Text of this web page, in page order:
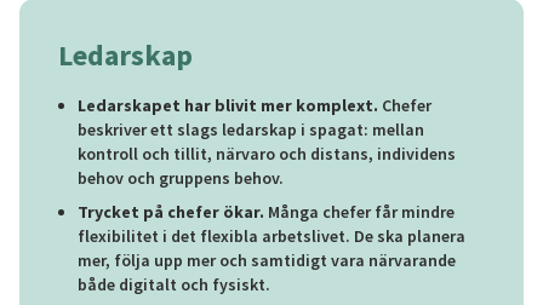
Ledarskap
Ledarskapet har blivit mer komplext. Chefer
beskriver ett slags ledarskap i spagat: mellan
kontroll och tillit, närvaro och distans, individens
behov och gruppens behov.
Trycket på chefer ökar. Många chefer får mindre
flexibilitet i det flexibla arbetslivet. De ska planera
mer, följa upp mer och samtidigt vara närvarande
både digitalt och fysiskt.